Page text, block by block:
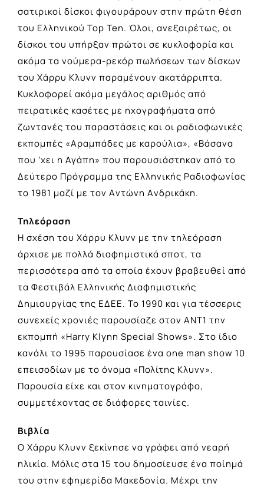
σατιρικοί δίσκοι φιγουράρουν στην πρώτη θέση
του Ελληνικού Top Ten. Όλοι, ανεξαιρέτως, οι
δίσκοι του υπήρξαν πρώτοι σε κυκλοφορία και
ακόμα τα νούμερα-ρεκόρ πωλήσεων των δίσκων
του Xάρρυ Kλυνν παραμένουν ακατάρριπτα.
Κυκλοφορεί ακόμα μεγάλος αριθμός από
πειρατικές κασέτες με ηχογραφήματα από
ζωντανές του παραστάσεις και οι ραδιοφωνικές
εκπομπές «Aραμπάδες με καρούλια», «Βάσανα
που ‘χει η Αγάπη» που παρουσιάστηκαν από το
Δεύτερο Πρόγραμμα της Eλληνικής Pαδιοφωνίας
το 1981 μαζί με τον Aντώνη Aνδρικάκη.
Τηλεόραση
Η σχέση του Χάρρυ Κλυνν με την τηλεόραση
άρχισε με πολλά διαφημιστικά σποτ, τα
περισσότερα από τα οποία έχουν βραβευθεί από
τα Φεστιβάλ Ελληνικής Διαφημιστικής
Δημιουργίας της EΔEE. Το 1990 και για τέσσερις
συνεχείς χρονιές παρουσίαζε στον ΑΝΤ1 την
εκπομπή «Harry Klynn Special Shows». Στο ίδιο
κανάλι το 1995 παρουσίασε ένα one man show 10
επεισοδίων με το όνομα «Πολίτης Κλυνν».
Παρουσία είχε και στον κινηματογράφο,
συμμετέχοντας σε διάφορες ταινίες.
Βιβλία
Ο Χάρρυ Κλυνν ξεκίνησε να γράφει από νεαρή
ηλικία. Μόλις στα 15 του δημοσίευσε ένα ποίημά
του στην εφημερίδα Μακεδονία. Μέχρι την